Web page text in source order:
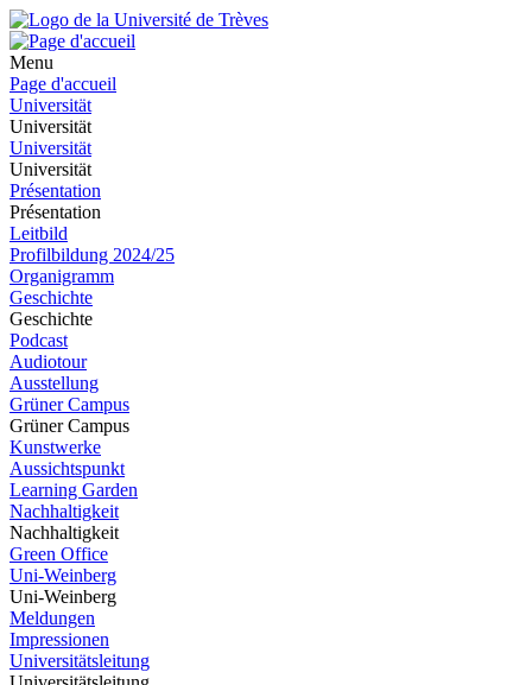
Menu
Page d'accueil
Universität
Universität
Universität
Universität
Présentation
Présentation
Leitbild
Profilbildung 2024/25
Organigramm
Geschichte
Geschichte
Podcast
Audiotour
Ausstellung
Grüner Campus
Grüner Campus
Kunstwerke
Aussichtspunkt
Learning Garden
Nachhaltigkeit
Nachhaltigkeit
Green Office
Uni-Weinberg
Uni-Weinberg
Meldungen
Impressionen
Universitätsleitung